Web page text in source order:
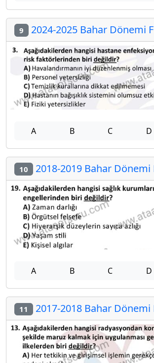
9 2024-2025 Bahar Dönemi
A B C D
10 2018-2019 Bahar Dönemi
A B C D
11 2017-2018 Bahar Dönemi